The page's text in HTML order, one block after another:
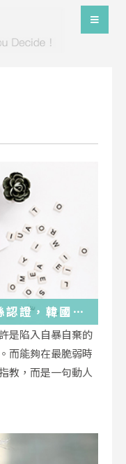
證，韓國最
姐姐」金美敬
炭！
是陷入自暴自棄的
而能夠在最脆弱時
教，而是一句動人